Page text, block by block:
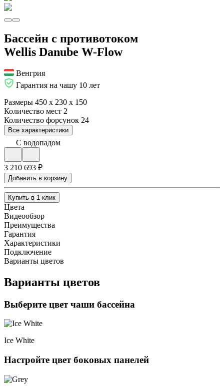
Бассейн с противотоком
Wellis Danube W-Flow
Венгрия
Гарантия на чашу 10 лет
Размеры 450 х 230 х 150
Количество мест 2
Количество форсунок 24
Все характеристики
С водопадом
3 210 693 ₽
Добавить в корзину
Купить в 1 клик
Цвета
Видеообзор
Преимущества
Гарантия
Характеристики
Подключение
Варианты цветов
Варианты цветов
Выберите цвет чаши бассейна
Ice White
Настройте цвет боковых панелей